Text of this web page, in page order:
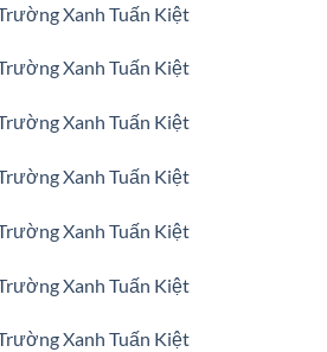
Xanh Tuấn Kiệt
Xanh Tuấn Kiệt
Xanh Tuấn Kiệt
Xanh Tuấn Kiệt
Xanh Tuấn Kiệt
Xanh Tuấn Kiệt
Xanh Tuấn Kiệt